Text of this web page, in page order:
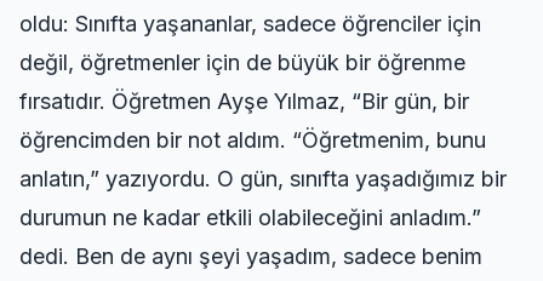
oldu: Sınıfta yaşananlar, sadece öğrenciler için
değil, öğretmenler için de büyük bir öğrenme
fırsatıdır. Öğretmen Ayşe Yılmaz, “Bir gün, bir
öğrencimden bir not aldım. “Öğretmenim, bunu
anlatın,” yazıyordu. O gün, sınıfta yaşadığımız bir
durumun ne kadar etkili olabileceğini anladım.”
dedi. Ben de aynı şeyi yaşadım, sadece benim